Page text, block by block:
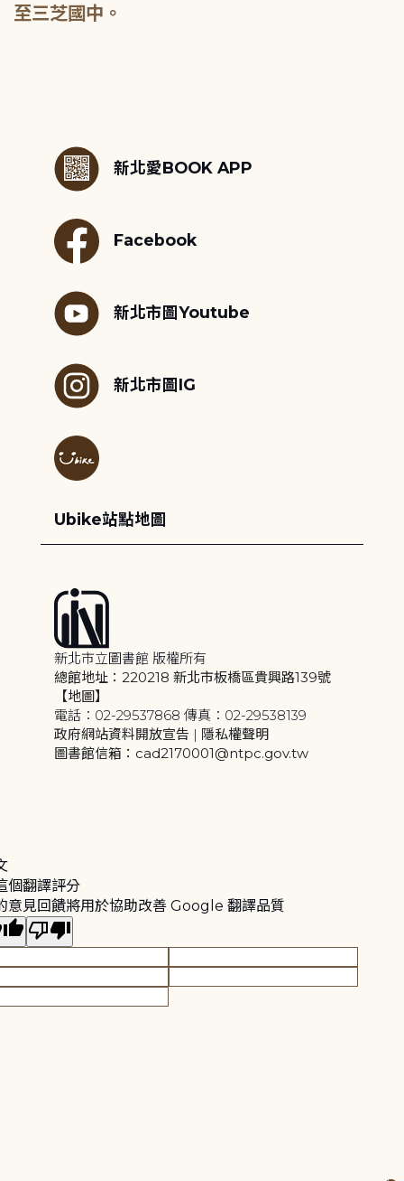
至三芝國中。
新北愛BOOK APP
Facebook
新北市圖Youtube
新北市圖IG
Ubike站點地圖
新北市立圖書館 版權所有
總館地址：220218 新北市板橋區貴興路139號
【地圖】
電話：02-29537868 傳真：02-29538139
政府網站資料開放宣告 | 隱私權聲明
圖書館信箱：cad2170001@ntpc.gov.tw
個翻譯評分
意見回饋將用於協助改善 Google 翻譯品質